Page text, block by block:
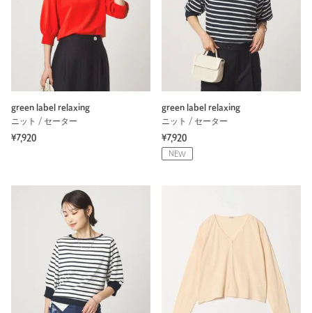
green label relaxing
ニット / セーター
¥7,920
green label relaxing
ニット / セーター
¥7,920
NEW